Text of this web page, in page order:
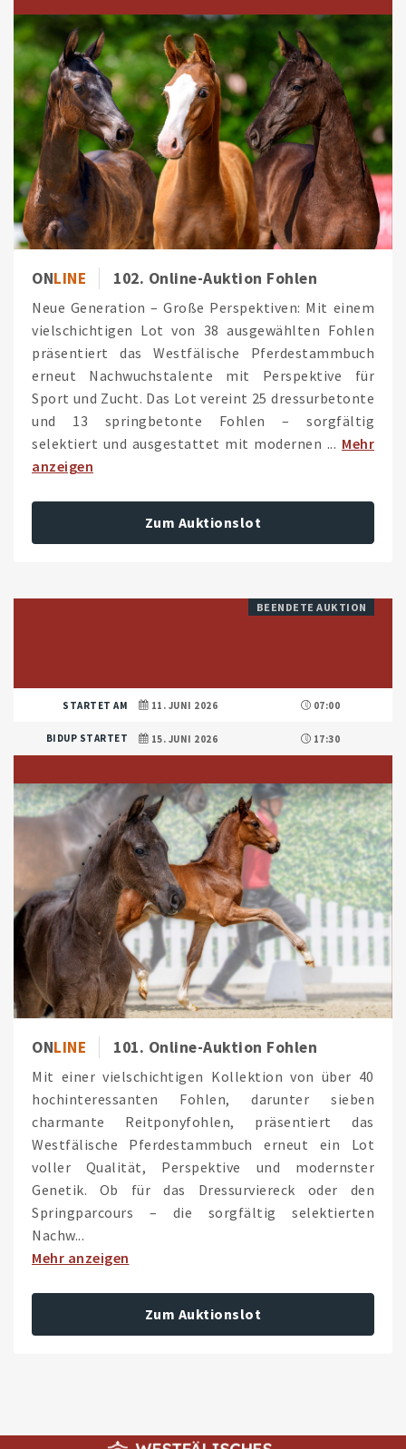
ONLINE 102. Online-Auktion Fohlen
Neue Generation – Große Perspektiven: Mit einem
vielschichtigen Lot von 38 ausgewählten Fohlen
präsentiert das Westfälische Pferdestammbuch
erneut Nachwuchstalente mit Perspektive für
Sport und Zucht. Das Lot vereint 25 dressurbetonte
und 13 springbetonte Fohlen – sorgfältig
selektiert und ausgestattet mit modernen ... Mehr
anzeigen
Zum Auktionslot
BEENDETE AUKTION
STARTET AM 11. JUNI 2026 07:00
BIDUP STARTET 15. JUNI 2026 17:30
ONLINE 101. Online-Auktion Fohlen
Mit einer vielschichtigen Kollektion von über 40
hochinteressanten Fohlen, darunter sieben
charmante Reitponyfohlen, präsentiert das
Westfälische Pferdestammbuch erneut ein Lot
voller Qualität, Perspektive und modernster
Genetik. Ob für das Dressurviereck oder den
Springparcours – die sorgfältig selektierten
Nachw...
Mehr anzeigen
Zum Auktionslot